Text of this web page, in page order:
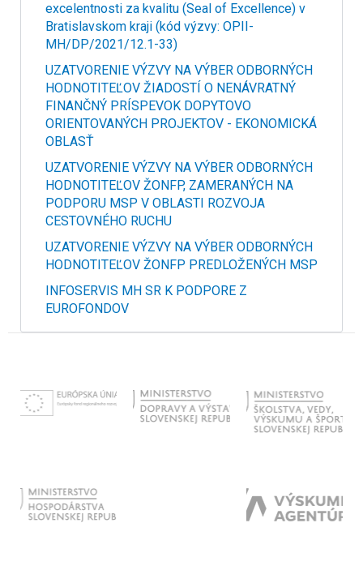
excelentnosti za kvalitu (Seal of Excellence) v
Bratislavskom kraji (kód výzvy: OPII-
MH/DP/2021/12.1-33)
UZATVORENIE VÝZVY NA VÝBER ODBORNÝCH
HODNOTITEĽOV ŽIADOSTÍ O NENÁVRATNÝ
FINANČNÝ PRÍSPEVOK DOPYTOVO
ORIENTOVANÝCH PROJEKTOV - EKONOMICKÁ
OBLASŤ
UZATVORENIE VÝZVY NA VÝBER ODBORNÝCH
HODNOTITEĽOV ŽONFP, ZAMERANÝCH NA
PODPORU MSP V OBLASTI ROZVOJA
CESTOVNÉHO RUCHU
UZATVORENIE VÝZVY NA VÝBER ODBORNÝCH
HODNOTITEĽOV ŽONFP PREDLOŽENÝCH MSP
INFOSERVIS MH SR K PODPORE Z
EUROFONDOV